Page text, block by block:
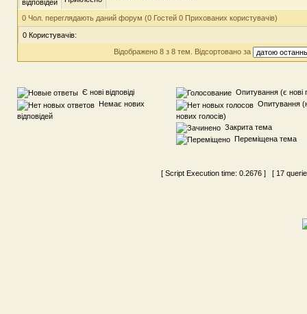
0 Чол. переглядають даний форум (0 Гостей 0 Прихованих користувачів)
0 Користувачів:
Відображено 8 з 8 тем. Відсортовано за
Є нові відповіді
Немає нових
відповідей
Опитування (є нові
Опитування
нових голосів)
Закрита тема
Переміщена тема
[ Script Execution time: 0.2676 ] [ 17